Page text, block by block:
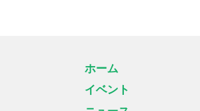
ホーム
イベント